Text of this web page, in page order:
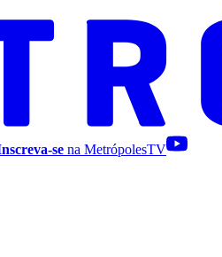
se na MetrópolesTV